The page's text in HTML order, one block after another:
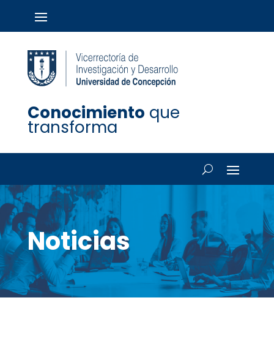
Conocimiento que
transforma
Noticias